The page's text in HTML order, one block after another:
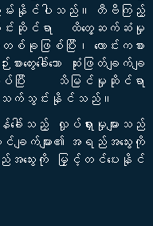
းစွမ်းနိုင်ပါသည်။ တီဗီကြည့်
းဆိုင်ရာ ထိတွေ့ဆက်ဆံမှု
ဖြစ်ပြီး၊ လောင်းကစား
ခေါ်သော ဆုံးဖြတ်ချက်ချ
ပ်ပြီး သိမြင်မှုဆိုင်ရာ
အသက်သွင်းနိုင်သည်။
သည့် လှုပ်ရှားမှုများသည်
ျက်များ၏ အရည်အသွေးကို
သွေးကို မြှင့်တင်ပေးနိုင်